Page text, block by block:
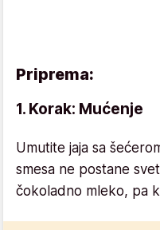
Priprema:
1. Korak: Mućenje
Umutite jaja sa
smesa ne postane
čokoladno mleko, pa